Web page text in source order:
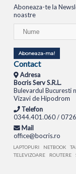
Aboneaza-te la
noastre
Aboneaza-ma!
Contact
Adresa
Bocris Serv S.R.L.
Bulevardul Bucuresti
Vizavi de Hipodrom
Telefon
0344.401.060 /
Mail
office@bocris.ro
LAPTOPURI NETBOOK
TELEVIZOARE
ROUTERE